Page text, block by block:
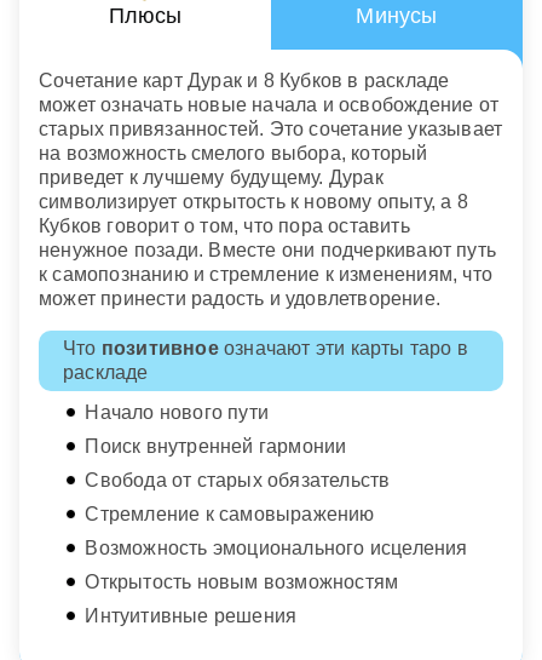
Плюсы Минусы
Сочетание карт Дурак и 8 Кубков в раскладе
может означать новые начала и освобождение от
старых привязанностей. Это сочетание указывает
на возможность смелого выбора, который
приведет к лучшему будущему. Дурак
символизирует открытость к новому опыту, а 8
Кубков говорит о том, что пора оставить
ненужное позади. Вместе они подчеркивают путь
к самопознанию и стремление к изменениям, что
может принести радость и удовлетворение.
Что позитивноеозначают эти карты таро в
раскладе
Начало нового пути
Поиск внутренней гармонии
Свобода от старых обязательств
Стремление к самовыражению
Возможность эмоционального исцеления
Открытость новым возможностям
Интуитивные решения